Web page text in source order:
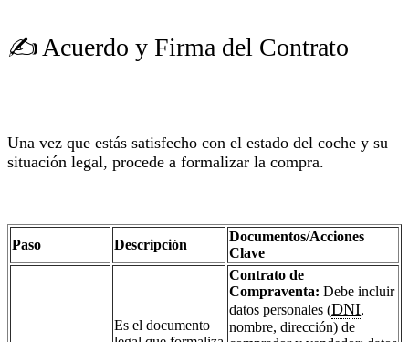
✍️ Acuerdo y Firma del Contrato
Una vez que estás satisfecho con el estado del coche y su
situación legal, procede a formalizar la compra.
Paso Descripción
Documentos/Acciones
Clave
Es el documento
Contrato de
Compraventa: Debe incluir
datos personales (DNI,
nombre, dirección) de